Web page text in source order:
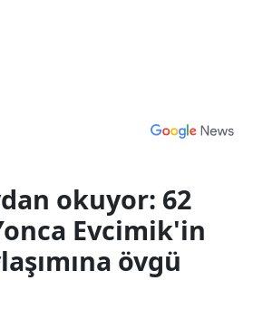
okuyor: 62
Evcimik'in
övgü